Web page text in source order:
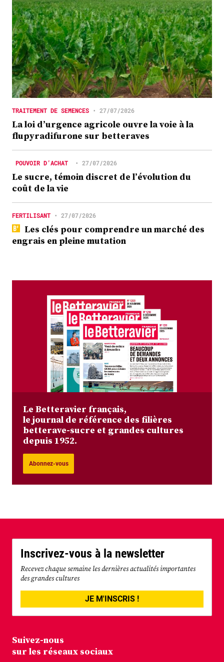
TRAITEMENT DE SEMENCES • 27/07/2026
La loi d’urgence agricole ouvre la voie à la
flupyradifurone sur betteraves
POUVOIR D’ACHAT • 27/07/2026
Le sucre, témoin discret de l’évolution du
coût de la vie
FERTILISANT • 27/07/2026
Les clés pour comprendre un marché des
engrais en pleine mutation
Le Betteravier français,
le journal de référence des filières
betterave-sucre et grandes cultures
depuis 1952.
Abonnez-vous
Inscrivez-vous à la newsletter
Recevez chaque semaine les dernières actualités importantes
des grandes cultures
JE M'INSCRIS !
Suivez-nous
sur les réseaux sociaux